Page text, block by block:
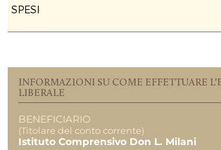
REPORT UTILIZZO MENSILE DELLE
EROGAZIONI
Uscite 07.2020
SPESI
INFORMAZIONI SU COME EFFETTUARE
LIBERALE
BENEFICIARIO
(Titolare del conto corrente)
Istituto Comprensivo Don L. Milani